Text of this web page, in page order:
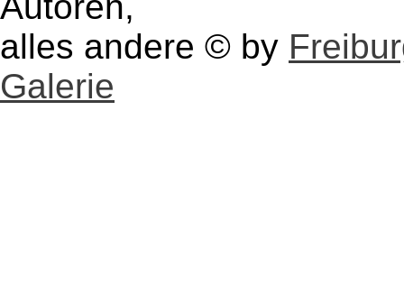
alles andere © by
Galerie